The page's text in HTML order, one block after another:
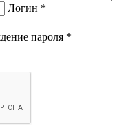
Логин *
пароля *